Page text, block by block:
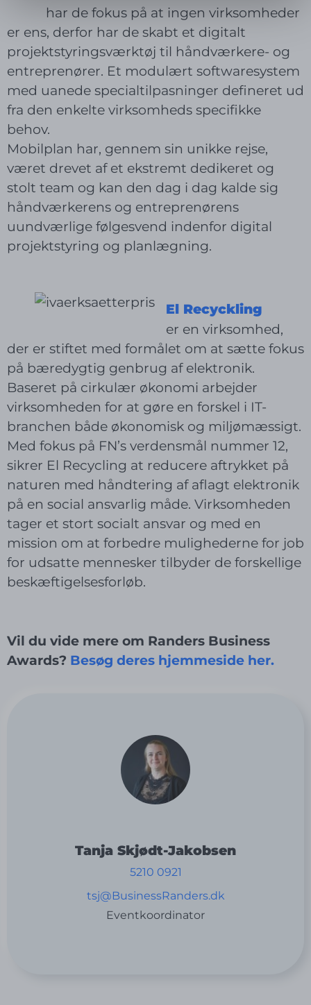
har de fokus på at ingen virksomheder
er ens, derfor har de skabt et digitalt
projektstyringsværktøj til håndværkere- og
entreprenører. Et modulært softwaresystem
med uanede specialtilpasninger defineret ud
fra den enkelte virksomheds specifikke
behov.
Mobilplan har, gennem sin unikke rejse,
været drevet af et ekstremt dedikeret og
stolt team og kan den dag i dag kalde sig
håndværkerens og entreprenørens
uundværlige følgesvend indenfor digital
projektstyring og planlægning.
El Recyckling
er en virksomhed,
der er stiftet med formålet om at sætte fokus
på bæredygtig genbrug af elektronik.
Baseret på cirkulær økonomi arbejder
virksomheden for at gøre en forskel i IT-
branchen både økonomisk og miljømæssigt.
Med fokus på FN’s verdensmål nummer 12,
sikrer El Recycling at reducere aftrykket på
naturen med håndtering af aflagt elektronik
på en social ansvarlig måde. Virksomheden
tager et stort socialt ansvar og med en
mission om at forbedre mulighederne for job
for udsatte mennesker tilbyder de forskellige
beskæftigelsesforløb.
Vil du vide mere om Randers Business
Awards? Besøg deres hjemmeside her.
Tanja Skjødt-Jakobsen
5210 0921
tsj@BusinessRanders.dk
Eventkoordinator